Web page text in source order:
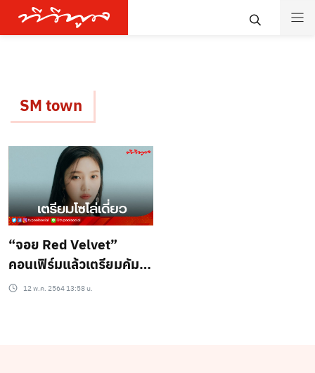
SM town
“จอย Red Velvet”
คอนเฟิร์มแล้วเตรียมคัม
โซโล่เดี่ยว
12 พ.ค. 2564 13:58 น.